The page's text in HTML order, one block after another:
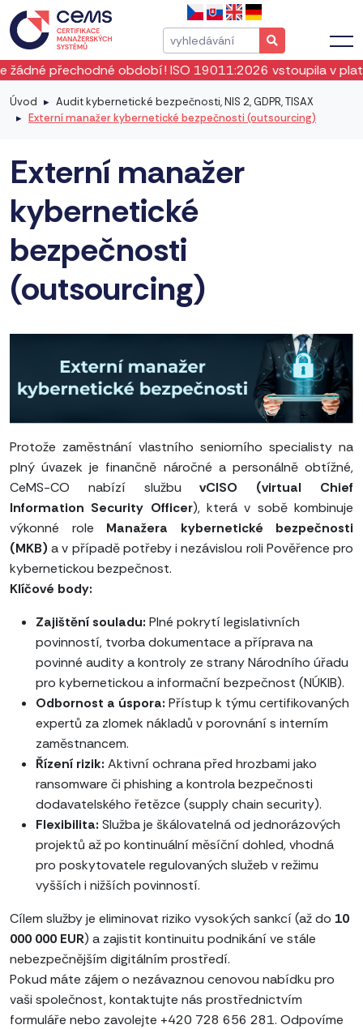
ISO 19011:2026 vstoupila v platnost okamžitě
Úvod
Audit kybernetické bezpečnosti, NIS 2, GDPR, TISAX
Externí manažer kybernetické bezpečnosti (outsourcing)
Externí manažer
kybernetické
bezpečnosti
(outsourcing)
Protože zaměstnání vlastního seniorního specialisty na
plný úvazek je finančně náročné a personálně obtížné,
CeMS-CO nabízí službuvCISO (virtual Chief
Information Security Officer), která v sobě kombinuje
výkonné role Manažera kybernetické bezpečnosti
(MKB)a v případě potřeby i nezávislou roli Pověřence pro
kybernetickou bezpečnost.
Klíčové body:
Zajištění souladu: Plné pokrytí legislativních
povinností, tvorba dokumentace a příprava na
povinné audity a kontroly ze strany Národního úřadu
pro kybernetickou a informační bezpečnost (NÚKIB).
Odbornost a úspora: Přístup k týmu certifikovaných
expertů za zlomek nákladů v porovnání s interním
zaměstnancem.
Řízení rizik: Aktivní ochrana před hrozbami jako
ransomware či phishing a kontrola bezpečnosti
dodavatelského řetězce (supply chain security).
Flexibilita: Služba je škálovatelná od jednorázových
projektů až po kontinuální měsíční dohled, vhodná
pro poskytovatele regulovaných služeb v režimu
vyšších i nižších povinností.
Cílem služby je eliminovat riziko vysokých sankcí (až do 10
000 000 EUR) a zajistit kontinuitu podnikání ve stále
nebezpečnějším digitálním prostředí.
Pokud máte zájem o nezávaznou cenovou nabídku pro
vaši společnost, kontaktujte nás prostřednictvím
formuláře nebo zavolejte +420 728 656 281. Odpovíme